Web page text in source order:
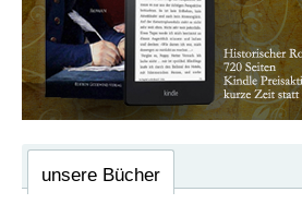
unsere Bücher